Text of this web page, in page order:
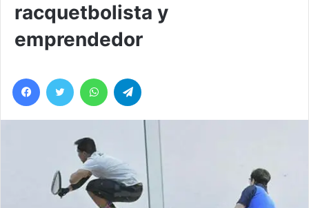
racquetbolista y
emprendedor
Facebook
Twitter WhatsApp